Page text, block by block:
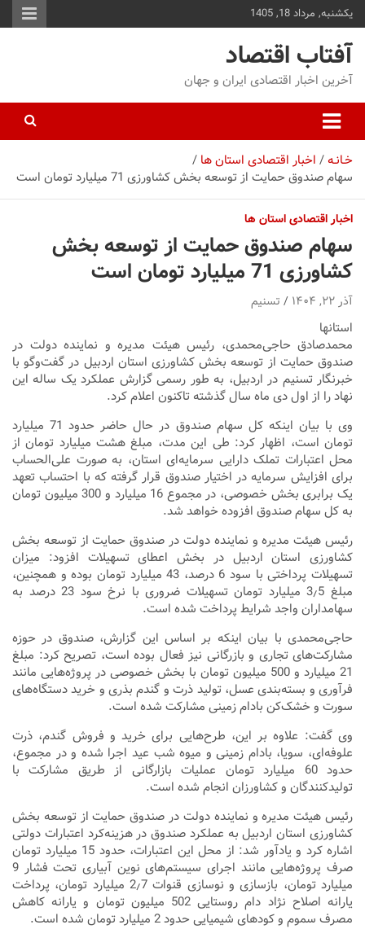
یکشنبه, مرداد 18, 1405
آفتاب اقتصاد
آخرین اخبار اقتصادی ایران و جهان
خـانـه اخبار اقتصادی استان ها
سهام صندوق حمایت از توسعه بخش کشاورزی 71 میلیارد تومان است
اخبار اقتصادی استان ها
سهام صندوق حمایت از توسعه بخش
کشاورزی 71 میلیارد تومان است
آذر ۲۲, ۱۴۰۴ تسنیم
استانها
محمدصادق حاجی‌محمدی، رئیس هیئت مدیره و نماینده دولت در
صندوق حمایت از توسعه بخش کشاورزی استان اردبیل در گفت‌وگو با
خبرنگار تسنیم در اردبیل، به‌ طور رسمی گزارش عملکرد یک ‌ساله این
نهاد را از اول دی ‌ماه سال گذشته تاکنون اعلام کرد.
وی با بیان اینکه کل سهام صندوق در حال حاضر حدود 71 میلیارد
تومان است، اظهار کرد: طی این مدت، مبلغ هشت میلیارد تومان از
محل اعتبارات تملک دارایی سرمایه‌ای استان، به ‌صورت علی‌الحساب
برای افزایش سرمایه در اختیار صندوق قرار گرفته که با احتساب تعهد
یک برابری بخش خصوصی، در مجموع 16 میلیارد و 300 میلیون تومان
به کل سهام صندوق افزوده خواهد شد.
رئیس هیئت مدیره و نماینده دولت در صندوق حمایت از توسعه بخش
کشاورزی استان اردبیل در بخش اعطای تسهیلات افزود: میزان
تسهیلات پرداختی با سود 6 درصد، 43 میلیارد تومان بوده و همچنین،
مبلغ 3٫5 میلیارد تومان تسهیلات ضروری با نرخ سود 23 درصد به
سهامداران واجد شرایط پرداخت شده است.
حاجی‌محمدی با بیان اینکه بر اساس این گزارش، صندوق در حوزه
مشارکت‌های تجاری و بازرگانی نیز فعال بوده است، تصریح کرد: مبلغ
21 میلیارد و 500 میلیون تومان با بخش خصوصی در پروژه‌هایی مانند
فرآوری و بسته‌بندی عسل، تولید ذرت و گندم بذری و خرید دستگاه‌های
سورت و خشک‌کن بادام زمینی مشارکت شده است.
وی گفت: علاوه بر این، طرح‌هایی برای خرید و فروش گندم، ذرت
علوفه‌ای، سویا، بادام زمینی و میوه شب عید اجرا شده و در مجموع،
حدود 60 میلیارد تومان عملیات بازارگانی از طریق مشارکت با
تولیدکنندگان و کشاورزان انجام شده است.
رئیس هیئت مدیره و نماینده دولت در صندوق حمایت از توسعه بخش
کشاورزی استان اردبیل به عملکرد صندوق در هزینه‌کرد اعتبارات دولتی
اشاره کرد و یادآور شد: از محل این اعتبارات، حدود 15 میلیارد تومان
صرف پروژه‌هایی مانند اجرای سیستم‌های نوین آبیاری تحت فشار 9
میلیارد تومان، بازسازی و نوسازی قنوات 2٫7 میلیارد تومان، پرداخت
یارانه اصلاح نژاد دام روستایی 502 میلیون تومان و یارانه کاهش
مصرف سموم و کودهای شیمیایی حدود 2 میلیارد تومان شده است.